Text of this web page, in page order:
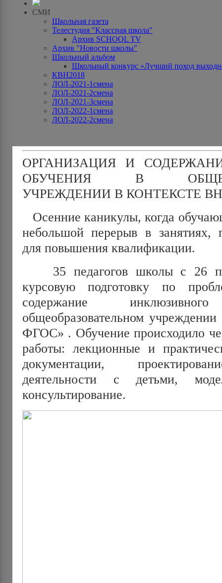
СМИ
Школьная газета
Телестудия "Классная школа"
Архив SCHOOL TV
Архив "Новости школы"
Школьный альбом
Школьный конкурс «Лучший поход
КВН2018
ЛОЛ-2021-1смена
ЛОЛ-2021-2смена
ЛОЛ-2021-3смена
ЛОЛ-2022-1смена
ЛОЛ-2022-2смена
ОРГАНИЗАЦИЯ И
ОБУЧЕНИЯ В
УЧРЕЖДЕНИИ В КОНТЕКСТЕ
Осенние каникулы, когда
небольшой перерыв в занятиях,
для повышения квалификации.
35 педагогов школы с 26
курсовую подготовку по
содержание
общеобразовательном
ФГОС» . Обучение происходило
работы: лекционные и
документации,
деятельности с детьми,
консультирование.